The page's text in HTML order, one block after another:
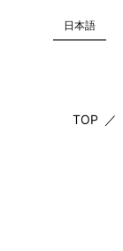
日本語
TOP ／